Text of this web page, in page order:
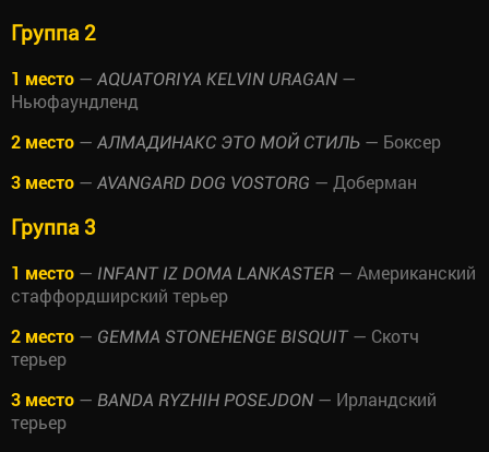
Группа 2
1 место — AQUATORIYA KELVIN URAGAN —
Ньюфаундленд
2 место — АЛМАДИНАКС ЭТО МОЙ СТИЛЬ — Боксер
3 место — AVANGARD DOG VOSTORG — Доберман
Группа 3
1 место — INFANT IZ DOMA LANKASTER — Американский
стаффордширский терьер
2 место — GEMMA STONEHENGE BISQUIT — Скотч
терьер
3 место — BANDA RYZHIH POSEJDON — Ирландский
терьер